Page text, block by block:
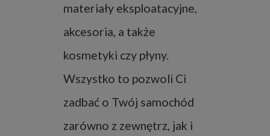
materiały eksploatacyjne,
akcesoria, a także
kosmetyki czy płyny.
Wszystko to pozwoli Ci
zadbać o Twój samochód
zarówno z zewnętrz, jak i